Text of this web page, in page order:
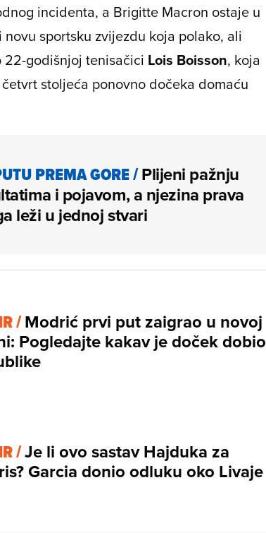
incidenta, a Brigitte Macron ostaje u
sportsku zvijezdu koja polako, ali
22-godišnjoj tenisačici Lois Boisson, koja
stoljeća ponovno dočeka domaću
PREMA GORE/Plijeni pažnju
i pojavom, a njezina prava
leži u jednoj stvari
/Modrić prvi put zaigrao u novoj
Pogledajte kakav je doček dobio
/Je li ovo sastav Hajduka za
Garcia donio odluku oko Livaje